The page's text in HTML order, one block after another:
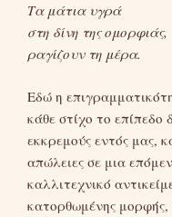
Τα μάτια υγρά
στη δίνη της ομορφιάς,
ραγίζουν τη μέρα.
Εδώ η
κάθε στίχο το επίπεδο
εκκρεμούς εντός μας,
απώλειες σε μια
καλλιτεχνικό
κατορθωμένης μορφής,